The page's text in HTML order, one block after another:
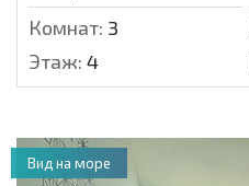
Комнат: 3
Этаж: 4
Вид на море